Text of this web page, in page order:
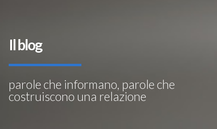
Il blog
parole che informano, parole che
costruiscono una relazione